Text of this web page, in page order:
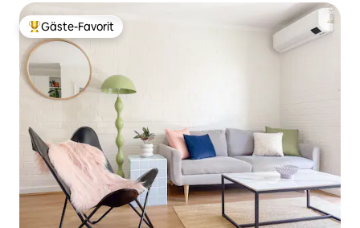
Beliebter Gäste-Favorit.
Gäste-Favorit